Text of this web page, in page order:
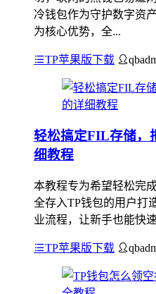
冷钱包作为守护数字资
为核心优势，全...
TP苹果版下载
轻松搞定FIL存储，
细教程
本教程专为希望轻松完
全存入TP钱包的用户打
业流程，让新手也能快
TP苹果版下载